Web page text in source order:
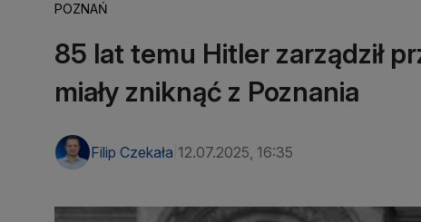
POZNAŃ
85 lat temu Hitler zarządził
miały zniknąć z Poznania
Filip Czekała 12.07.2025, 16:35